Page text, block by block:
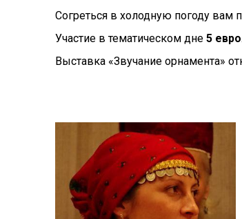
Согреться в холодную погоду вам
Участие в тематическом дне 5 евро.
Выставка «Звучание орнамента»